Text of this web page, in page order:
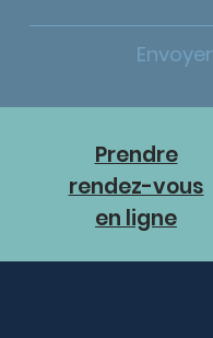
Envoyer
Prendre
rendez-vous
en ligne